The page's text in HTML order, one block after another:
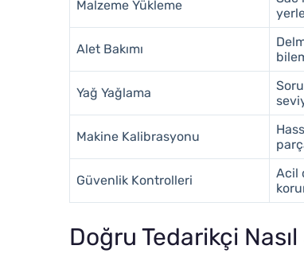
Malzeme Yükleme
Alet Bakımı
Yağ Yağlama
Makine Kalibrasyonu
Güvenlik Kontrolleri
Acil
Doğru Tedarikçi